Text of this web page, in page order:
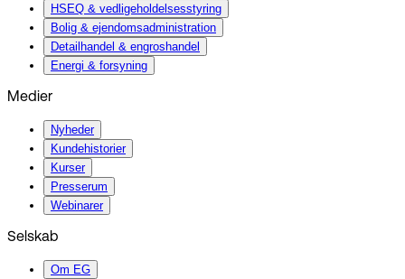
HSEQ & vedligeholdelsesstyring
Bolig & ejendomsadministration
Detailhandel & engroshandel
Energi & forsyning
Medier
Nyheder
Kundehistorier
Kurser
Presserum
Webinarer
Selskab
Om EG